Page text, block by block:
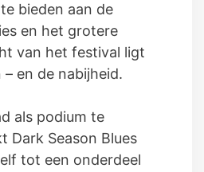
bieden aan de
en het grotere
van het festival ligt
en de nabijheid.
als podium te
Dark Season Blues
tot een onderdeel